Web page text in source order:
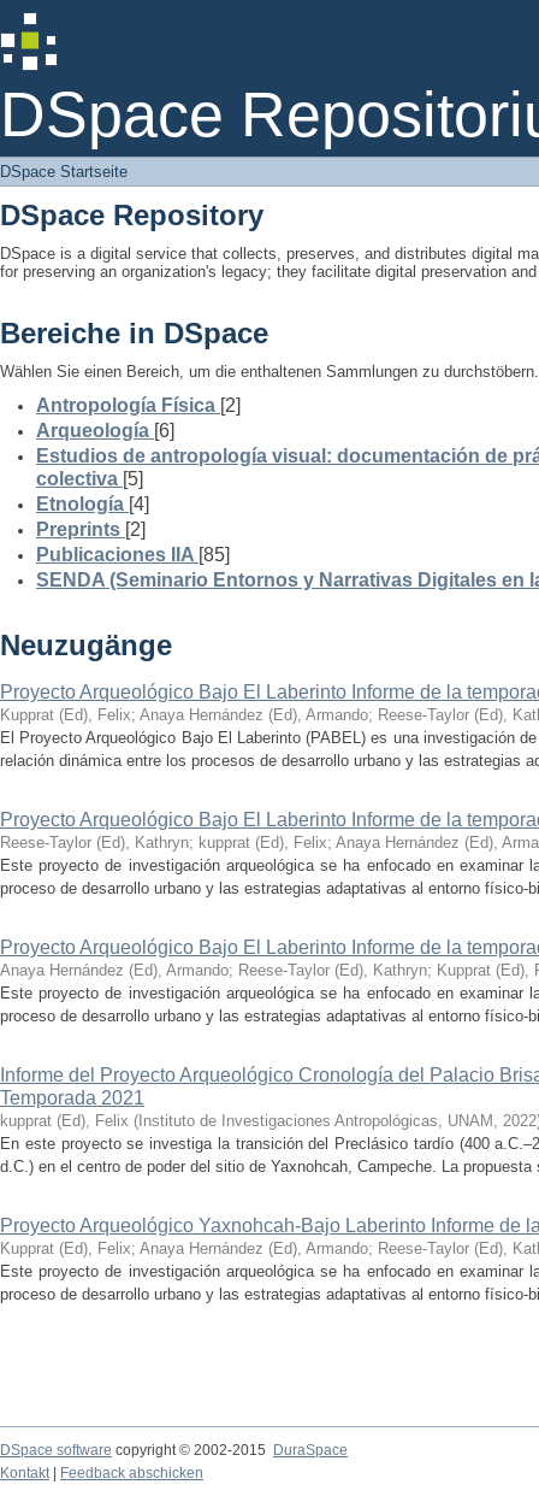
DSpace
DSpace Startseite
DSpace Startseite
DSpace Repository
DSpace is a digital service that collects, preserves, and distributes digital
for preserving an organization's legacy; they facilitate digital preservation
Bereiche in DSpace
Wählen Sie einen Bereich, um die enthaltenen Sammlungen zu durchstöbern.
Antropología Física [2]
Arqueología [6]
Estudios de antropología visual: documentación de
colectiva [5]
Etnología [4]
Preprints [2]
Publicaciones IIA [85]
SENDA (Seminario Entornos y Narrativas Digitales en
Neuzugänge
Proyecto Arqueológico Bajo El Laberinto Informe de la
Kupprat (Ed), Felix; Anaya Hernández (Ed), Armando; Reese-Taylor (Ed),
El Proyecto Arqueológico Bajo El Laberinto (PABEL) es una investigación
relación dinámica entre los procesos de desarrollo urbano y las estrategias
Proyecto Arqueológico Bajo El Laberinto Informe de la
Reese-Taylor (Ed), Kathryn; kupprat (Ed), Felix; Anaya Hernández (Ed),
Este proyecto de investigación arqueológica se ha enfocado en examinar
proceso de desarrollo urbano y las estrategias adaptativas al entorno físico-
Proyecto Arqueológico Bajo El Laberinto Informe de la
Anaya Hernández (Ed), Armando; Reese-Taylor (Ed), Kathryn; Kupprat (Ed),
Este proyecto de investigación arqueológica se ha enfocado en examinar
proceso de desarrollo urbano y las estrategias adaptativas al entorno físico-
Informe del Proyecto Arqueológico Cronología del Palacio
Temporada 2021
kupprat (Ed), Felix ( Instituto de Investigaciones Antropológicas, UNAM , 2022
En este proyecto se investiga la transición del Preclásico tardío (400
d.C.) en el centro de poder del sitio de Yaxnohcah, Campeche. La
Proyecto Arqueológico Yaxnohcah-Bajo Laberinto Informe de
Kupprat (Ed), Felix; Anaya Hernández (Ed), Armando; Reese-Taylor (Ed),
Este proyecto de investigación arqueológica se ha enfocado en examinar
proceso de desarrollo urbano y las estrategias adaptativas al entorno físico-
DSpace software copyright © 2002-2015
DuraSpace
Kontakt| Feedback abschicken